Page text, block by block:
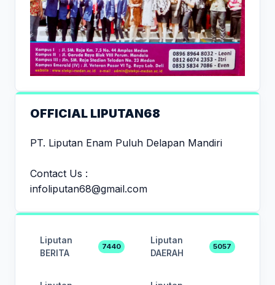
OFFICIAL LIPUTAN68
PT. Liputan Enam Puluh Delapan Mandiri
Contact Us :
infoliputan68@gmail.com
Liputan
BERITA
7440
Liputan
DAERAH
5057